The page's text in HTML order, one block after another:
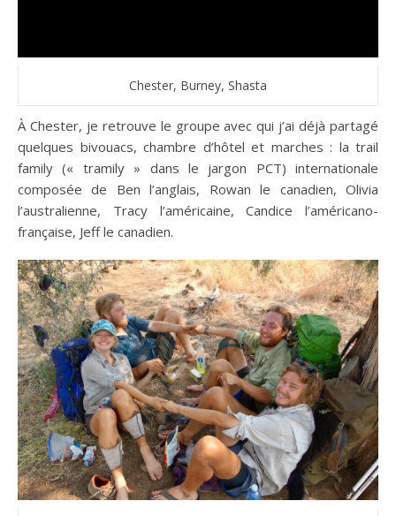
Chester, Burney, Shasta
À Chester, je retrouve le groupe avec qui j’ai déjà partagé
quelques bivouacs, chambre d’hôtel et marches : la trail
family (« tramily » dans le jargon PCT) internationale
composée de Ben l’anglais, Rowan le canadien, Olivia
l’australienne, Tracy l’américaine, Candice l’américano-
française, Jeff le canadien.